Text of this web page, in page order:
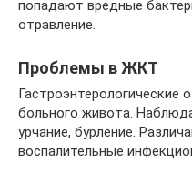
попадают вредные
отравление.
Проблемы в ЖКТ
Гастроэнтерологические
больного живота.
урчание, бурление.
воспалительные